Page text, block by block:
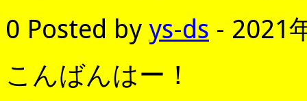
0 Posted by ys-ds - 2021
こんばんはー！